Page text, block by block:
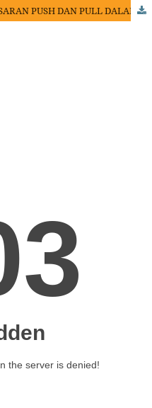
STRATEGI KOMUNIKASI PEMASARAN PUSH DAN PULL DALAM MENARIK MINAT CALON NASABAH PADA PERUSAHAAN BERJANGKA